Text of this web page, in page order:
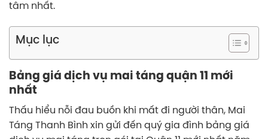
tâm nhất.
Mục lục
Bảng giá dịch vụ mai táng quận 11 mới
nhất
Thấu hiểu nỗi đau buồn khi mất đi người thân, Mai
Táng Thanh Bình xin gửi đến quý gia đình bảng giá